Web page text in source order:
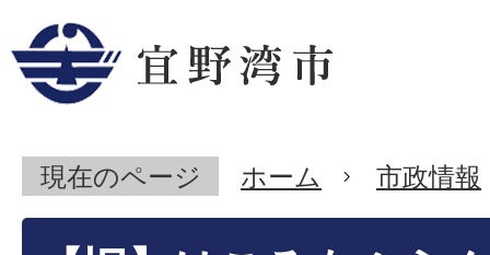
現在のページ ホーム 市政情報